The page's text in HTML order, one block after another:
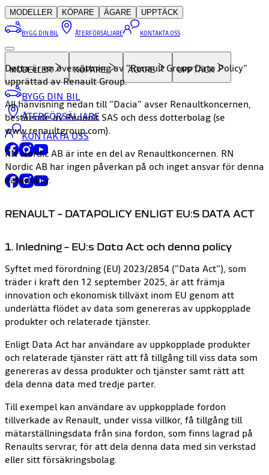
MODELLER KÖPARE ÄGARE UPPTÄCK
BYGG DIN BIL ÅTERFÖRSÄLJARE KONTAKTA OSS
MODELLER KÖPARE ÄGARE UPPTÄCK
BYGG DIN BIL
ÅTERFÖRSÄLJARE
KONTAKTA OSS
Detta är en översättning av ”Renault Group Data Policy”
upprättad av Renault Group.
All hänvisning nedan till ”Dacia” avser Renaultkoncernen,
bestående av Renault SAS och dess dotterbolag (se
www.renaultgroup.com).
RN Nordic AB är inte en del av Renaultkoncernen. RN
Nordic AB har ingen påverkan på och inget ansvar för denna
datapolicy.
RENAULT – DATAPOLICY ENLIGT EU:S DATA ACT
1. Inledning – EU:s Data Act och denna policy
Syftet med förordning (EU) 2023/2854 ("Data Act"), som
träder i kraft den 12 september 2025, är att främja
innovation och ekonomisk tillväxt inom EU genom att
underlätta flödet av data som genereras av uppkopplade
produkter och relaterade tjänster.
Enligt Data Act har användare av uppkopplade produkter
och relaterade tjänster rätt att få tillgång till viss data som
genereras av dessa produkter och tjänster samt rätt att
dela denna data med tredje parter.
Till exempel kan användare av uppkopplade fordon
tillverkade av Renault, under vissa villkor, få tillgång till
mätarställningsdata från sina fordon, som finns lagrad på
Renaults servrar, för att dela denna data med sin verkstad
eller sitt försäkringsbolag.